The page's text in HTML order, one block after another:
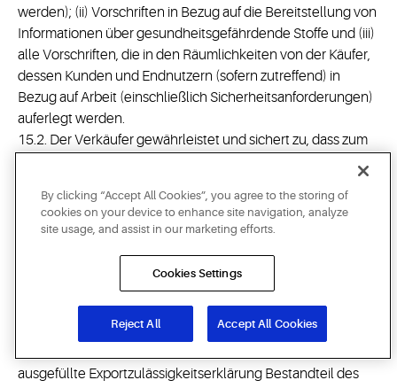
werden); (ii) Vorschriften in Bezug auf die Bereitstellung von
Informationen über gesundheitsgefährdende Stoffe und (iii)
alle Vorschriften, die in den Räumlichkeiten von der Käufer,
dessen Kunden und Endnutzern (sofern zutreffend) in
Bezug auf Arbeit (einschließlich Sicherheitsanforderungen)
auferlegt werden.
15.2. Der Verkäufer gewährleistet und sichert zu, dass zum
Endnutzer zugelassen sind, wie vom Käufer in
Übereinstimmung mit allen anwendbaren
anwendbaren US-Vorschriften und -Aufträgen, UN-
Resolutionen sowie geltenden Vorschriften im Land des
Verkäufers und/oder in dem Land, aus dem die Waren
ausgeführt werden. Der Verkäufer erklärt sich ferner damit
ausgefüllte Exportzulässigkeitserklärung Bestandteil des
By clicking “Accept All Cookies”, you agree to the storing of
cookies on your device to enhance site navigation, analyze
site usage, and assist in our marketing efforts.
Cookies Settings
Reject All Accept All Cookies